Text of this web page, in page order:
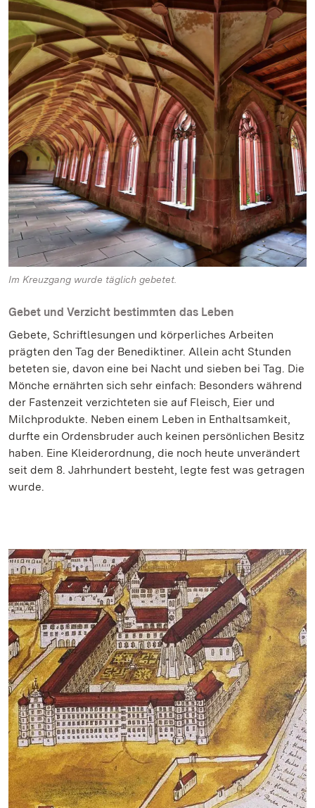
Im Kreuzgang wurde täglich gebetet.
Gebet und Verzicht bestimmten das Leben
Gebete, Schriftlesungen und körperliches Arbeiten
prägten den Tag der Benediktiner. Allein acht Stunden
beteten sie, davon eine bei Nacht und sieben bei Tag. Die
Mönche ernährten sich sehr einfach: Besonders während
der Fastenzeit verzichteten sie auf Fleisch, Eier und
Milchprodukte. Neben einem Leben in Enthaltsamkeit,
durfte ein Ordensbruder auch keinen persönlichen Besitz
haben. Eine Kleiderordnung, die noch heute unverändert
seit dem 8. Jahrhundert besteht, legte fest was getragen
wurde.